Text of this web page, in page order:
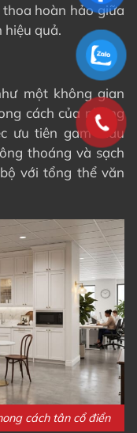
hoàn hảo giữa
hiệu quả.
một không gian
cách của những
ưu tiên gam màu
thoáng và sạch
với tổng thể văn
cách tân cổ điển